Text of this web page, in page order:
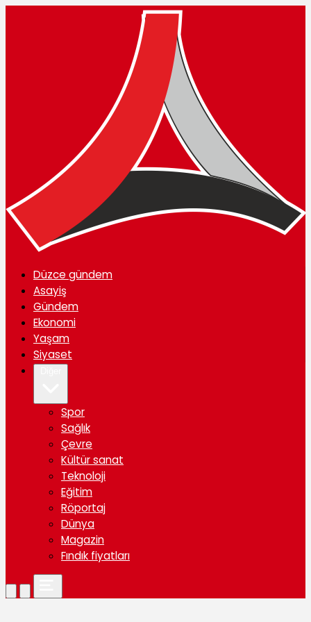
Düzce gündem
Asayiş
Gündem
Ekonomi
Yaşam
Siyaset
Spor
Sağlık
Çevre
Kültür sanat
Teknoloji
Eğitim
Röportaj
Dünya
Magazin
Fındık fiyatları